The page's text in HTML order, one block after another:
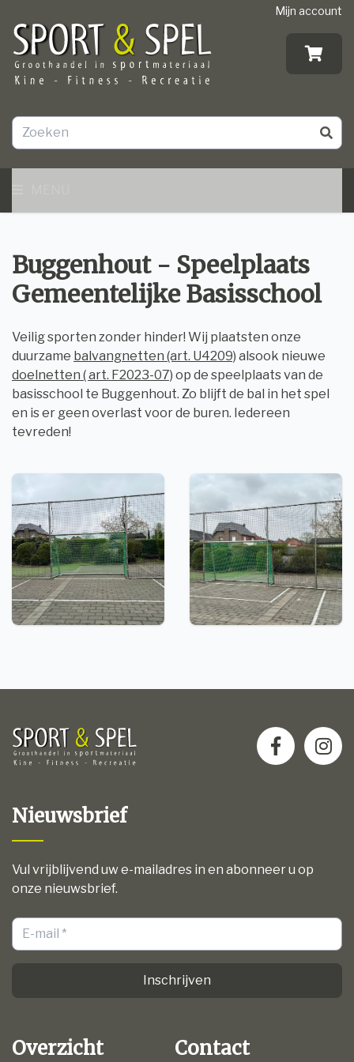
Mijn account
Buggenhout - Speelplaats
Gemeentelijke Basisschool
Veilig sporten zonder hinder! Wij plaatsten onze
duurzame balvangnetten (art. U4209) alsook nieuwe
doelnetten ( art. F2023-07) op de speelplaats van de
basisschool te Buggenhout. Zo blijft de bal in het spel
en is er geen overlast voor de buren. Iedereen
tevreden!
Nieuwsbrief
Vul vrijblijvend uw e-mailadres in en abonneer u op
onze nieuwsbrief.
Inschrijven
Overzicht Contact